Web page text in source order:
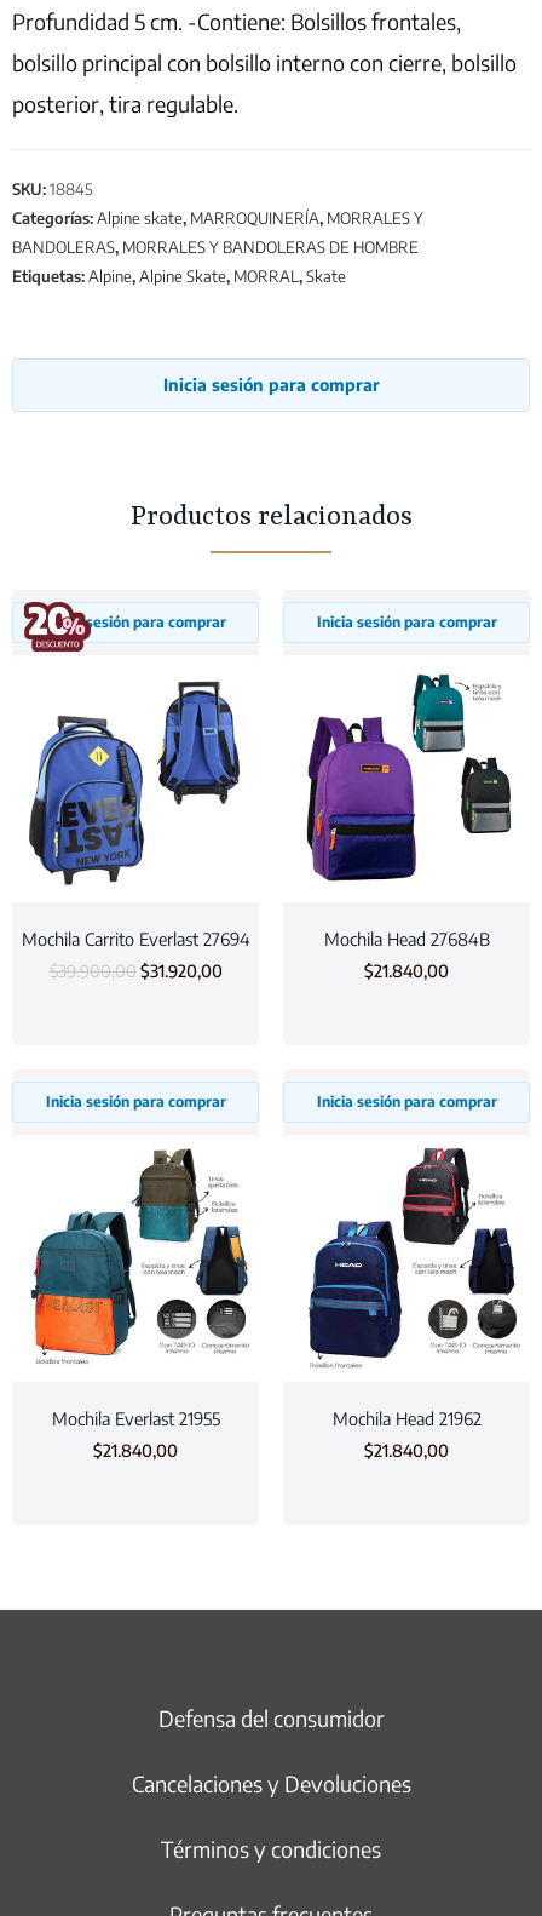
Profundidad 5 cm. -Contiene: Bolsillos frontales,
bolsillo principal con bolsillo interno con cierre, bolsillo
posterior, tira regulable.
SKU:18845
Categorías:Alpine skate, MARROQUINERÍA, MORRALES Y
BANDOLERAS, MORRALES Y BANDOLERAS DE HOMBRE
Etiquetas:Alpine,Alpine Skate, MORRAL,Skate
Inicia sesión para comprar
Productos relacionados
Inicia sesión para comprar
Mochila Carrito Everlast 27694
$39.900,00 $31.920,00
Inicia sesión para comprar
Mochila Head 27684B
$21.840,00
Inicia sesión para comprar
Mochila Everlast 21955
$21.840,00
Inicia sesión para comprar
Mochila Head 21962
$21.840,00
Defensa del consumidor
Cancelaciones y Devoluciones
Términos y condiciones